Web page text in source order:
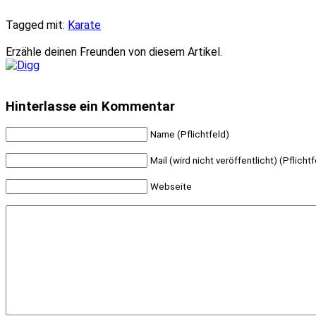
Tagged mit: Karate
Erzähle deinen Freunden von diesem Artikel.
Hinterlasse ein Kommentar
Name (Pflichtfeld)
Mail (wird nicht veröffentlicht)
Webseite